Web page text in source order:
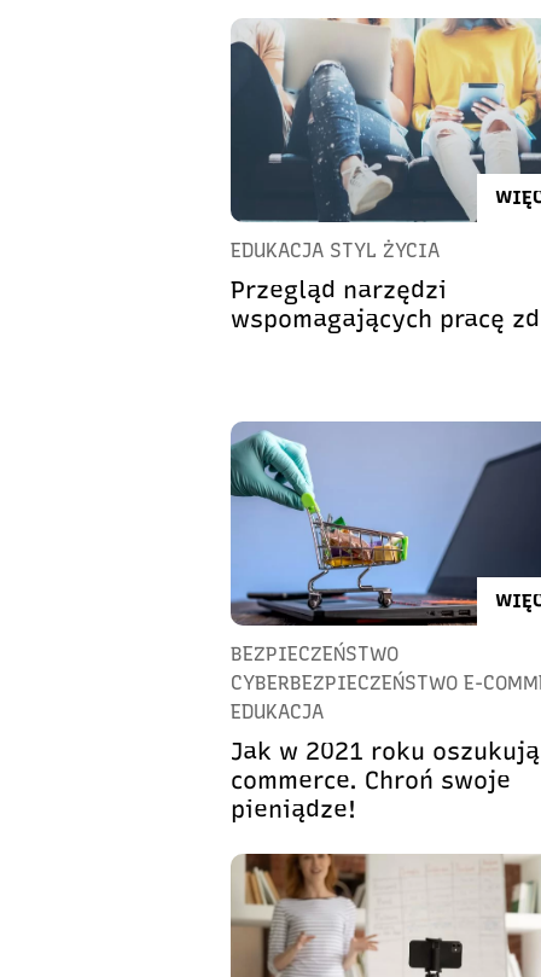
EDUKACJA STYL ŻYCIA
Przegląd narzędzi
wspomagających pracę
BEZPIECZEŃSTWO
CYBERBEZPIECZEŃSTWO E-
EDUKACJA
Jak w 2021 roku
commerce. Chroń swoje
pieniądze!